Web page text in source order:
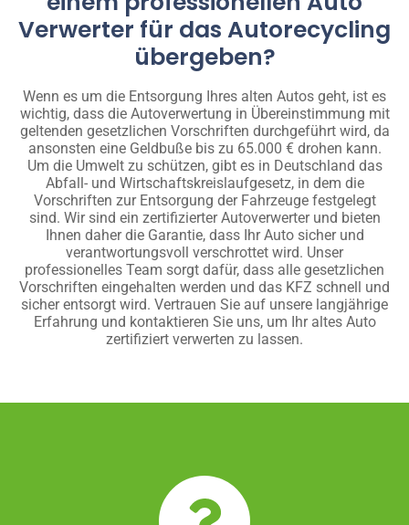
Verwerter für das Autorecycling
übergeben?
Wenn es um die Entsorgung Ihres alten Autos geht, ist es
wichtig, dass die Autoverwertung in Übereinstimmung mit
geltenden gesetzlichen Vorschriften durchgeführt wird, da
ansonsten eine Geldbuße bis zu 65.000 € drohen kann.
Um die Umwelt zu schützen, gibt es in Deutschland das
Abfall- und Wirtschaftskreislaufgesetz, in dem die
Vorschriften zur Entsorgung der Fahrzeuge festgelegt
sind. Wir sind ein zertifizierter Autoverwerter und bieten
Ihnen daher die Garantie, dass Ihr Auto sicher und
verantwortungsvoll verschrottet wird. Unser
professionelles Team sorgt dafür, dass alle gesetzlichen
Vorschriften eingehalten werden und das KFZ schnell und
sicher entsorgt wird. Vertrauen Sie auf unsere langjährige
Erfahrung und kontaktieren Sie uns, um Ihr altes Auto
zertifiziert verwerten zu lassen.